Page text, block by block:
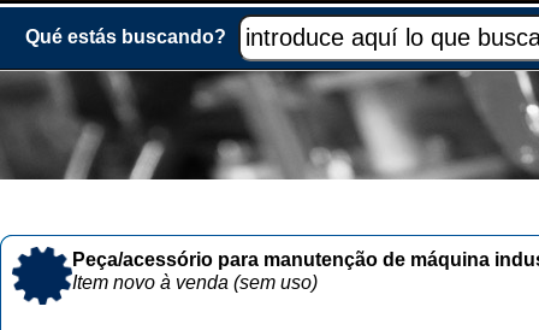
Qué estás buscando?
Peça/acessório para manutenção de máquina
Item novo à venda (sem uso)